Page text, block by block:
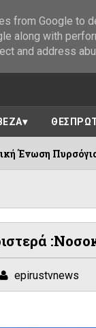
||Πλήθος
epirustvnews
from Google to
along with
and address